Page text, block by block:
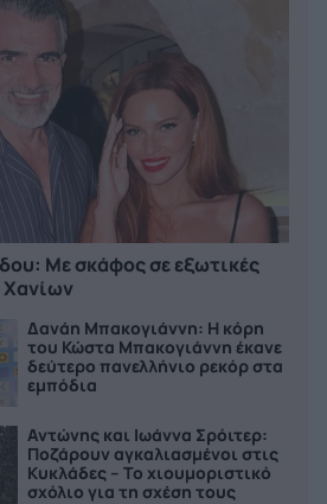
Με σκάφος σε εξωτικές
Χανίων
Δανάη Μπακογιάννη: Η κόρη
του Κώστα Μπακογιάννη έκανε
δεύτερο πανελλήνιο ρεκόρ στα
εμπόδια
Αντώνης και Ιωάννα Σρόιτερ:
Ποζάρουν αγκαλιασμένοι στις
Κυκλάδες – Το χιουμοριστικό
σχόλιο για τη σχέση τους